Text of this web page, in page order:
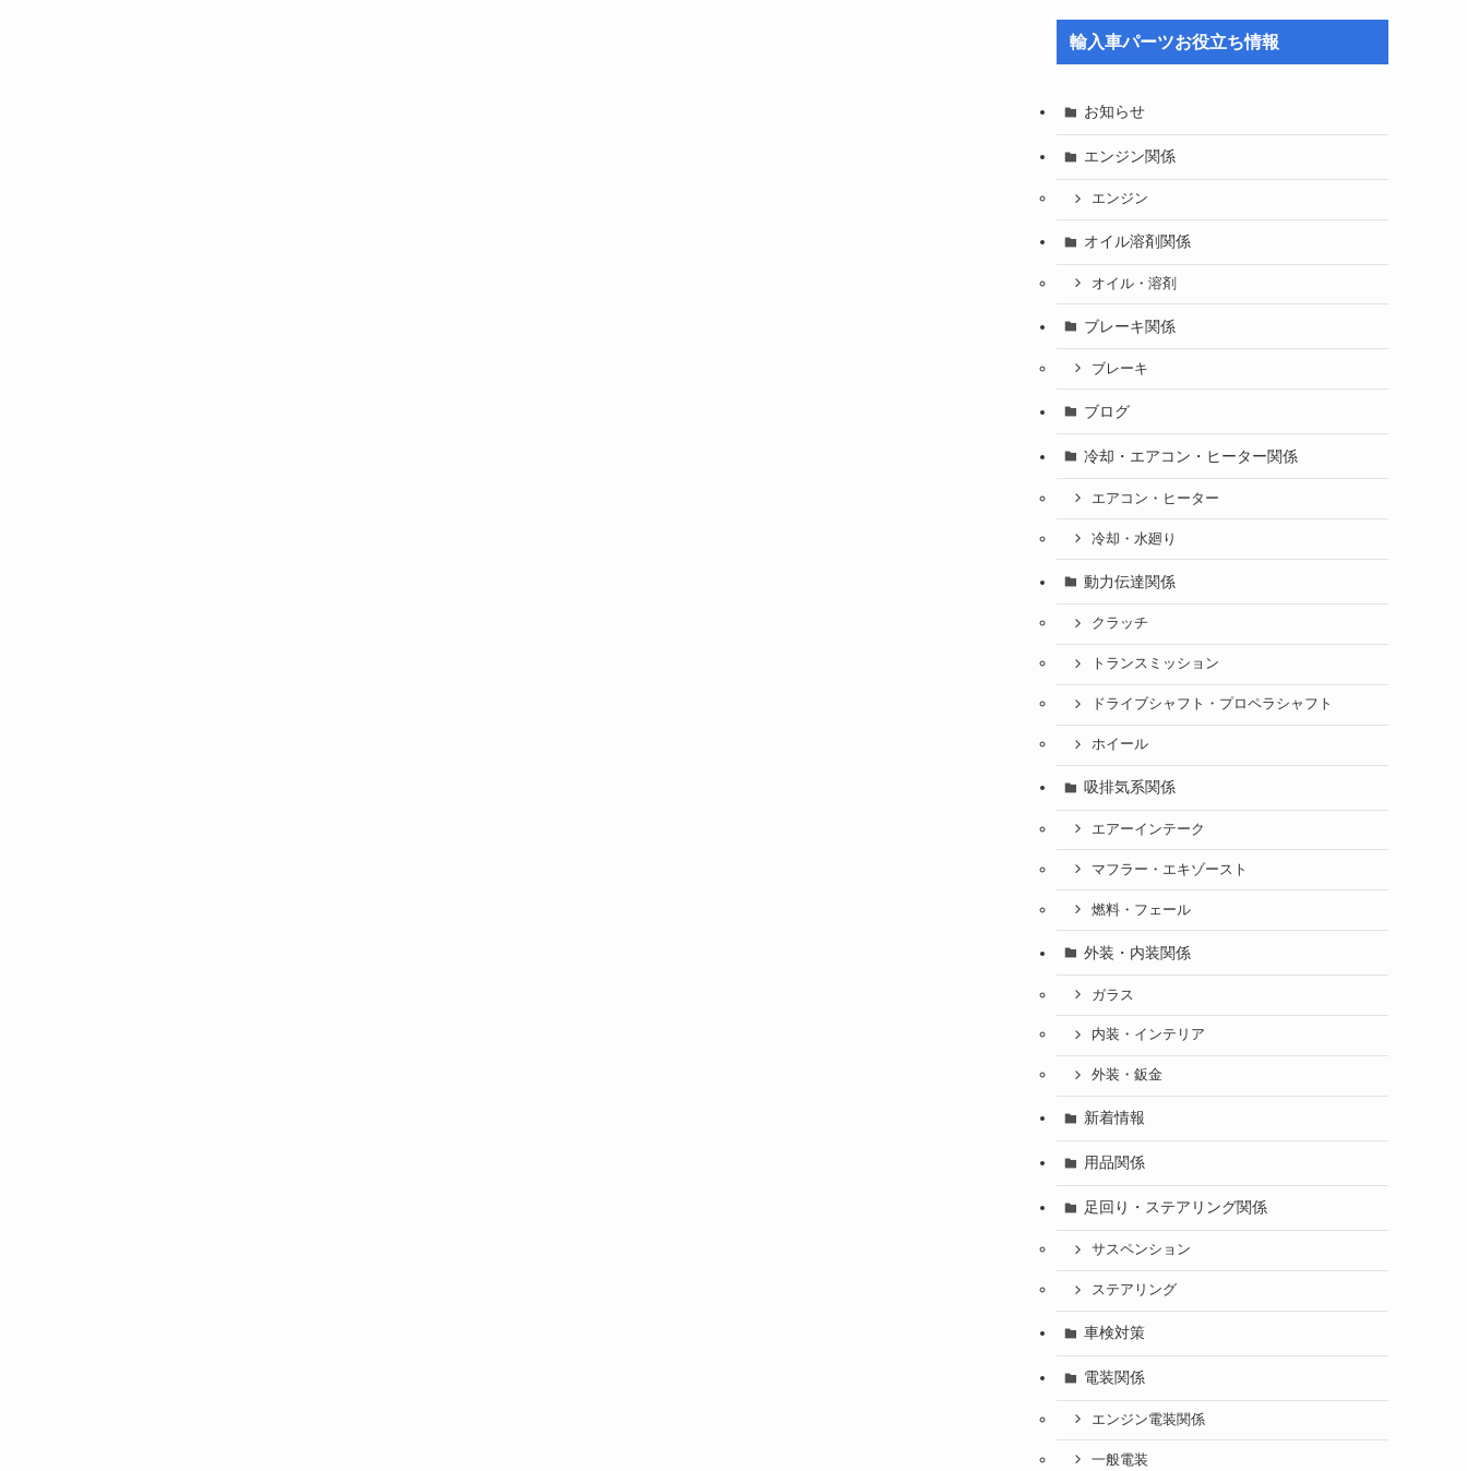
輸入車パーツお役立ち情報
お知らせ
エンジン関係
エンジン
オイル溶剤関係
オイル・溶剤
ブレーキ関係
ブレーキ
ブログ
冷却・エアコン・ヒーター関係
エアコン・ヒーター
冷却・水廻り
動力伝達関係
クラッチ
トランスミッション
ドライブシャフト・プロペラシャフト
ホイール
吸排気系関係
エアーインテーク
マフラー・エキゾースト
燃料・フェール
外装・内装関係
ガラス
内装・インテリア
外装・鈑金
新着情報
用品関係
足回り・ステアリング関係
サスペンション
ステアリング
車検対策
電装関係
エンジン電装関係
一般電装